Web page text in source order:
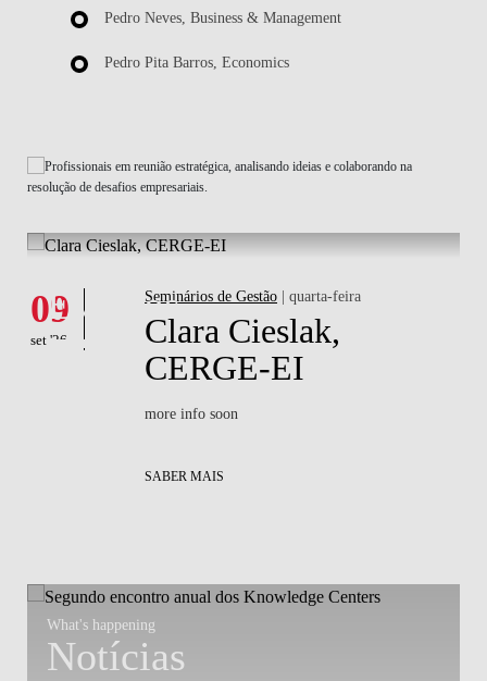
Pedro Neves, Business & Management
Pedro Pita Barros, Economics
Eventos
09
set '26
Seminários de Gestão | quarta-feira
Clara Cieslak,
CERGE-EI
more info soon
SABER MAIS
What's happening
Notícias